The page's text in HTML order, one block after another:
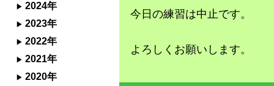
今日の練習は中止です。
よろしくお願いします。
2024年
2023年
2022年
2021年
2020年